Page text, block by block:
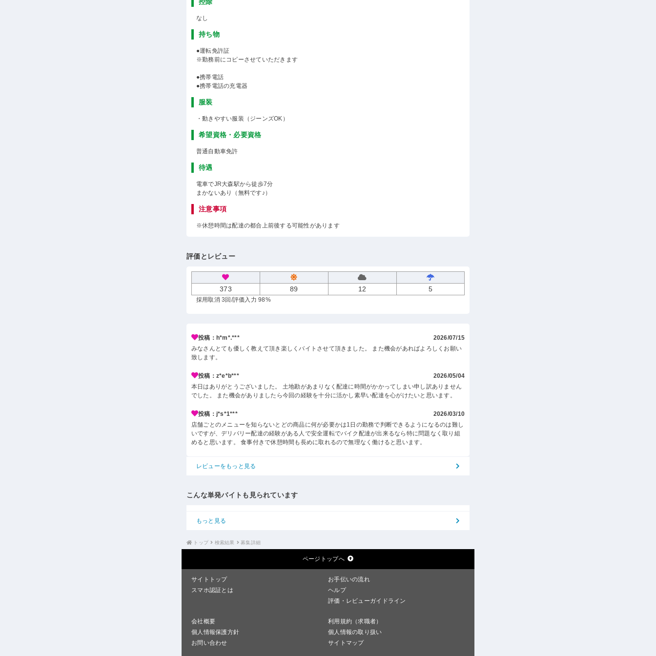
なし
持ち物
●運転免許証
※勤務前にコピーさせていただきます
●携帯電話
●携帯電話の充電器
服装
・動きやすい服装（ジーンズOK）
希望資格・必要資格
普通自動車免許
待遇
電車でJR大森駅から徒歩7分
まかないあり（無料です♪）
注意事項
※休憩時間は配達の都合上前後する可能性があります
評価とレビュー
373 89 12 5
採用取消 3回 /評価入力 98%
投稿：h*m*.***
2026/07/15
みなさんとても優しく教えて頂き楽しくバイトさせて頂きました。 また機会があればよろしくお願い
致します。
投稿：z*e*b***
2026/05/04
本日はありがとうございました。 土地勘があまりなく配達に時間がかかってしまい申し訳ありません
でした。 また機会がありましたら今回の経験を十分に活かし素早い配達を心がけたいと思います。
投稿：j*s*1***
2026/03/10
店舗ごとのメニューを知らないとどの商品に何が必要かは1日の勤務で判断できるようになるのは難し
いですが、デリバリー配達の経験がある人で安全運転でバイク配達が出来るなら特に問題なく取り組
めると思います。 食事付きで休憩時間も長めに取れるので無理なく働けると思います。
レビューをもっと見る
こんな単発バイトも見られています
もっと見る
トップ 検索結果 募集詳細
ページトップへ
サイトトップ
お手伝いの流れ
スマホ認証とは
ヘルプ
評価・レビューガイドライン
会社概要
利用規約（求職者）
個人情報保護方針
個人情報の取り扱い
お問い合わせ
サイトマップ